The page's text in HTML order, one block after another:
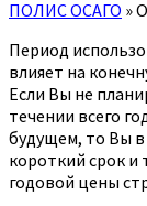
ПОЛИС ОСАГО »
Период
влияет на
Если Вы не
течении всего
будущем, то Вы
короткий срок
годовой цены